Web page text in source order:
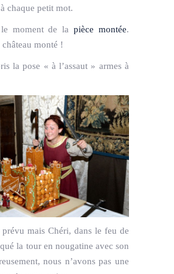
chaque petit mot.
moment de lapièce montée.
monté !
la pose « à l’assaut » armes à
prévu mais Chéri, dans le feu de
la tour en nougatine avec son
nous n’avons pas une